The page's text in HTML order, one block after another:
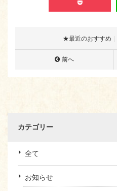
★最近のおすすめ
前へ
カテゴリー
全て
お知らせ